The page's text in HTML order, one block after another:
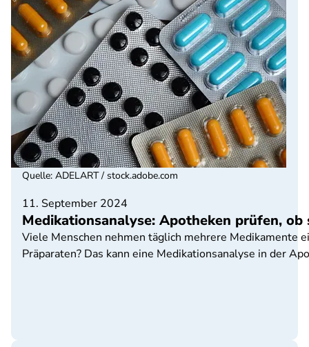
11. September 2024
Medikationsanalyse: Apotheken prüfen,
Viele Menschen nehmen täglich mehrere Medikamente
Präparaten? Das kann eine Medikationsanalyse in der
Quelle: ADELART / stock.adobe.com